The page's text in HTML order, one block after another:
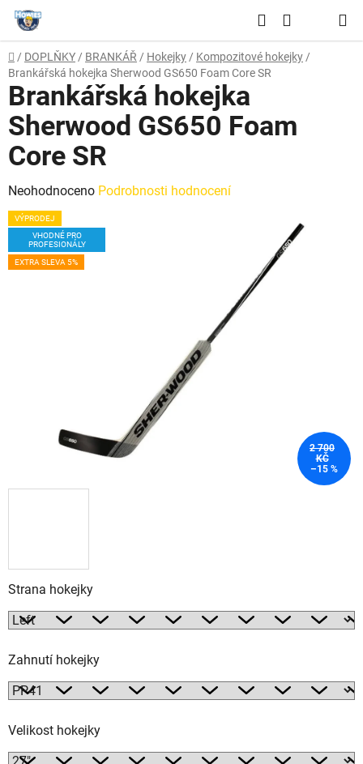
Přejít
obsah
Hledat
KOŠÍK
Domů
/ DOPLŇKY / BRANKÁŘ / Hokejky / Kompozitové hokejky /
Brankářská hokejka Sherwood GS650 Foam Core SR
Strana hokejky
Zahnutí hokejky
Velikost hokejky
Brankářská hokejka
Sherwood GS650 Foam
Core SR
Průměrné
hodnocení
produktu
je
Neohodnoceno Podrobnosti hodnocení
VÝPRODEJ
VHODNÉ PRO
PROFESIONÁLY
EXTRA SLEVA 5%
2 700
KČ
–15 %